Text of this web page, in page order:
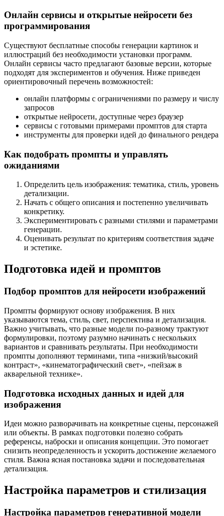
Онлайн сервисы и открытые нейросети без
программирования
Существуют бесплатные способы генерации картинок и
иллюстраций без необходимости установки программ.
Онлайн сервисы часто предлагают базовые версии, которые
подходят для экспериментов и обучения. Ниже приведен
ориентировочный перечень возможностей:
онлайн платформы с ограничениями по размеру и числу
запросов
открытые нейросети, доступные через браузер
сервисы с готовыми примерами промптов для старта
инструменты для проверки идей до финального рендера
Как подобрать промпты и управлять
ожиданиями
Определить цель изображения: тематика, стиль, уровень
детализации.
Начать с общего описания и постепенно увеличивать
конкретику.
Экспериментировать с разными стилями и параметрами
генерации.
Оценивать результат по критериям соответствия задаче
и эстетике.
Подготовка идей и промптов
Подбор промптов для нейросети изображений
Промпты формируют основу изображения. В них
указываются тема, стиль, свет, перспектива и детализация.
Важно учитывать, что разные модели по-разному трактуют
формулировки, поэтому разумно начинать с нескольких
вариантов и сравнивать результаты. При необходимости
промпты дополняют терминами, типа «низкий/высокий
контраст», «кинематографический свет», «пейзаж в
акварельной технике».
Подготовка исходных данных и идей для
изображения
Идеи можно разворачивать на конкретные сцены, персонажей
или объекты. В рамках подготовки полезно собрать
референсы, наброски и описания концепции. Это помогает
снизить неопределенность и ускорить достижение желаемого
стиля. Важна ясная постановка задачи и последовательная
детализация.
Настройка параметров и стилизация
Настройка параметров генеративной модели